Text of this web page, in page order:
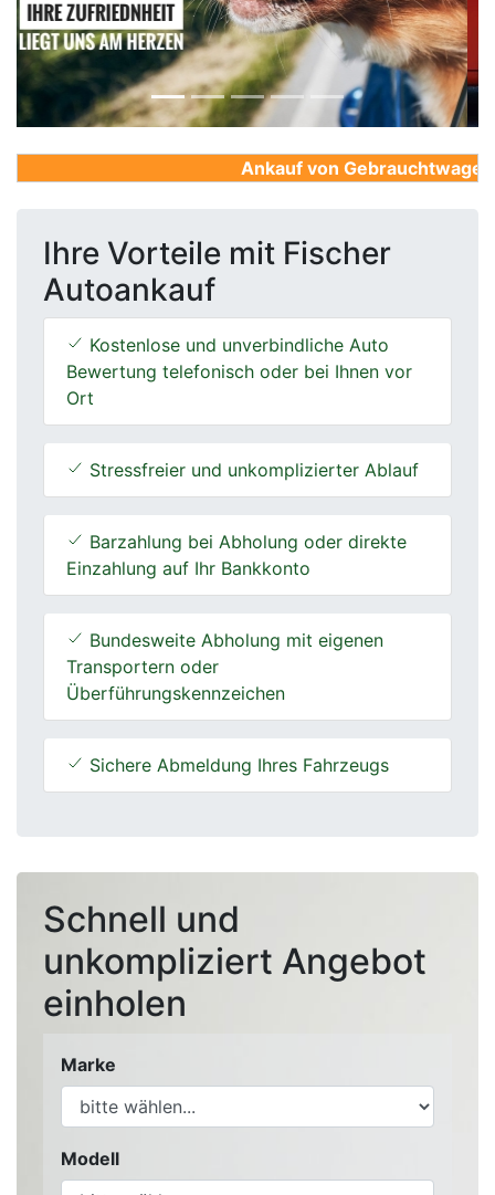
Ankauf von
Ihre Vorteile mit Fischer
Autoankauf
Kostenlose und unverbindliche Auto
Bewertung telefonisch oder bei Ihnen vor
Ort
Stressfreier und unkomplizierter Ablauf
Barzahlung bei Abholung oder direkte
Einzahlung auf Ihr Bankkonto
Bundesweite Abholung mit eigenen
Transportern oder
Überführungskennzeichen
Sichere Abmeldung Ihres Fahrzeugs
Schnell und
unkompliziert Angebot
einholen
Marke
Modell